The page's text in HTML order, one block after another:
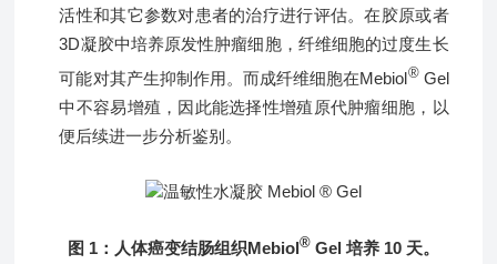
活性和其它参数对患者的治疗进行评估。在胶原或者
3D凝胶中培养原发性肿瘤细胞，纤维细胞的过度生长
可能对其产生抑制作用。而成纤维细胞在Mebiol®Gel
中不容易增殖，因此能选择性增殖原代肿瘤细胞，以
便后续进一步分析鉴别。
图 1： 人体癌变结肠组织Mebiol® Gel 培养 10 天。